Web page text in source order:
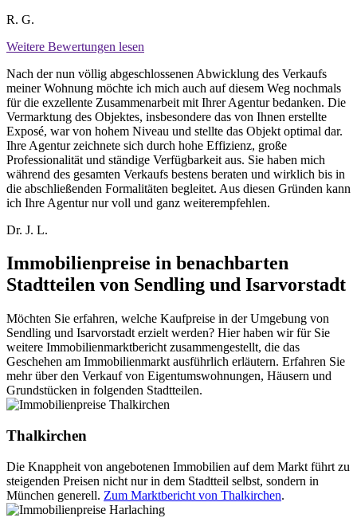
R. G.
Weitere Bewertungen lesen
Nach der nun völlig abgeschlossenen Abwicklung des Verkaufs
meiner Wohnung möchte ich mich auch auf diesem Weg nochmals
für die exzellente Zusammenarbeit mit Ihrer Agentur bedanken. Die
Vermarktung des Objektes, insbesondere das von Ihnen erstellte
Exposé, war von hohem Niveau und stellte das Objekt optimal dar.
Ihre Agentur zeichnete sich durch hohe Effizienz, große
Professionalität und ständige Verfügbarkeit aus. Sie haben mich
während des gesamten Verkaufs bestens beraten und wirklich bis in
die abschließenden Formalitäten begleitet. Aus diesen Gründen kann
ich Ihre Agentur nur voll und ganz weiterempfehlen.
Dr. J. L.
Immobilienpreise in benachbarten
Stadtteilen von Sendling und Isarvorstadt
Möchten Sie erfahren, welche Kaufpreise in der Umgebung von
Sendling und Isarvorstadt erzielt werden? Hier haben wir für Sie
weitere Immobilienmarktbericht zusammengestellt, die das
Geschehen am Immobilienmarkt ausführlich erläutern. Erfahren Sie
mehr über den Verkauf von Eigentumswohnungen, Häusern und
Grundstücken in folgenden Stadtteilen.
Thalkirchen
Die Knappheit von angebotenen Immobilien auf dem Markt führt zu
steigenden Preisen nicht nur in dem Stadtteil selbst, sondern in
München generell. Zum Marktbericht von Thalkirchen.